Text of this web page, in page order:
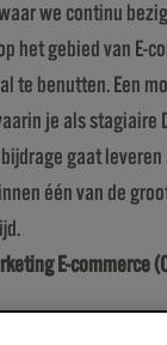
we continu
het gebied van E-
te benutten. Een
je als stagiaire
bijdrage gaat
één van de
E-commerce